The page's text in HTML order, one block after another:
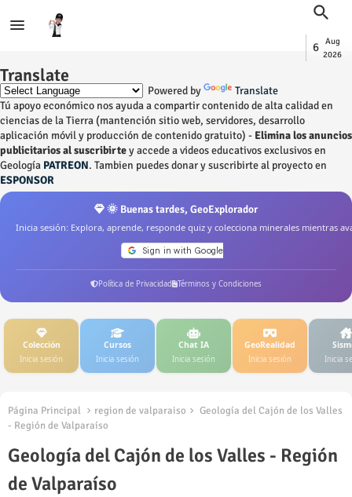
6
Aug
2026
Translate
Powered by
Translate
Tú apoyo económico nos ayuda a compartir contenido de alta calidad en
ciencias de la Tierra (mantención sitio web, servidores, desarrollo
aplicación móvil y producción de contenido gratuito) - Elimina los anuncios
publicitarios al suscribirtey accede a videos educativos exclusivos en
Geología PATREON. Tambien puedes donar y suscribirte al proyecto en
ESPONSOR
🌞 Buenas tardes, GeoExplorador
Inicia sesión: Explora, aprende, responde quiz y colecciona minerales mientras
Política de Privacidad Términos y Condiciones
Colección
Inicia sesión
Cursos
Inicia sesión
Chat IA
Inicia sesión
GeoRealidad
Inicia sesión Inicia
Página Principal region de valparaiso
Geología del Cajón de los Valles
- Región de Valparaíso
Geología del Cajón de los Valles - Región
de Valparaíso